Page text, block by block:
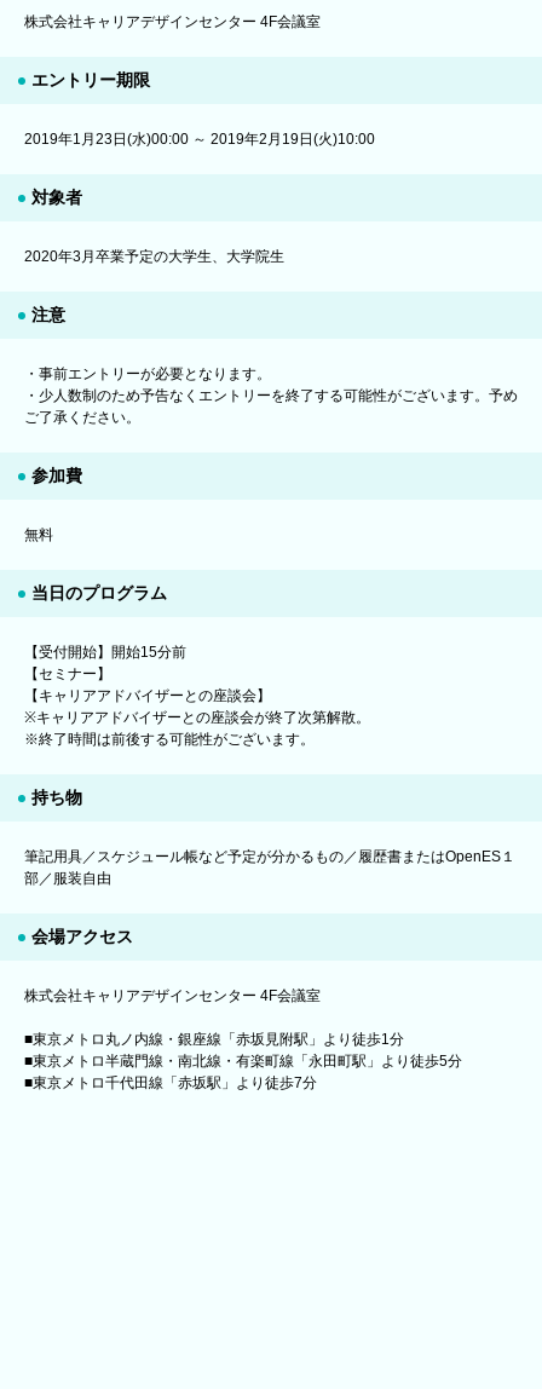
株式会社キャリアデザインセンター 4F会議室
エントリー期限
2019年1月23日(水)00:00 ～ 2019年2月19日(火)10:00
対象者
2020年3月卒業予定の大学生、大学院生
注意
・事前エントリーが必要となります。
・少人数制のため予告なくエントリーを終了する可能性がございます。予め
ご了承ください。
参加費
無料
当日のプログラム
【受付開始】開始15分前
【セミナー】
【キャリアアドバイザーとの座談会】
※キャリアアドバイザーとの座談会が終了次第解散。
※終了時間は前後する可能性がございます。
持ち物
筆記用具／スケジュール帳など予定が分かるもの／履歴書またはOpenES１
部／服装自由
会場アクセス
株式会社キャリアデザインセンター 4F会議室
■東京メトロ丸ノ内線・銀座線「赤坂見附駅」より徒歩1分
■東京メトロ半蔵門線・南北線・有楽町線「永田町駅」より徒歩5分
■東京メトロ千代田線「赤坂駅」より徒歩7分